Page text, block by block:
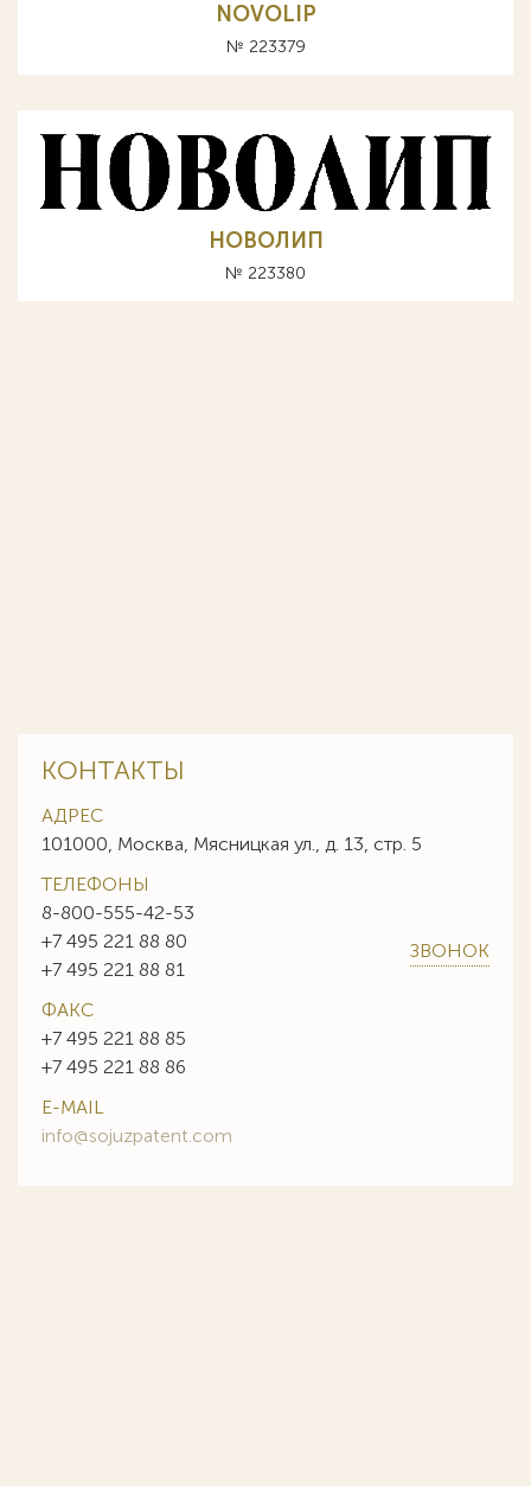
NOVOLIP
№ 223379
НОВОЛИП
№ 223380
КОНТАКТЫ
АДРЕС
101000, Москва, Мясницкая ул., д. 13, стр. 5
ТЕЛЕФОНЫ
8-800-555-42-53
+7 495 221 88 80
+7 495 221 88 81
ЗВОНОК
ФАКС
+7 495 221 88 85
+7 495 221 88 86
E-MAIL
info@sojuzpatent.com